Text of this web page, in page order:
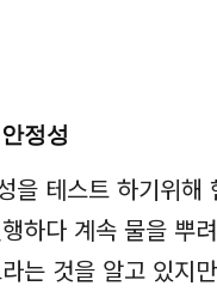
정성
을 테스트 하기위
하다 계속 물을 뿌
는 것을 알고 있지